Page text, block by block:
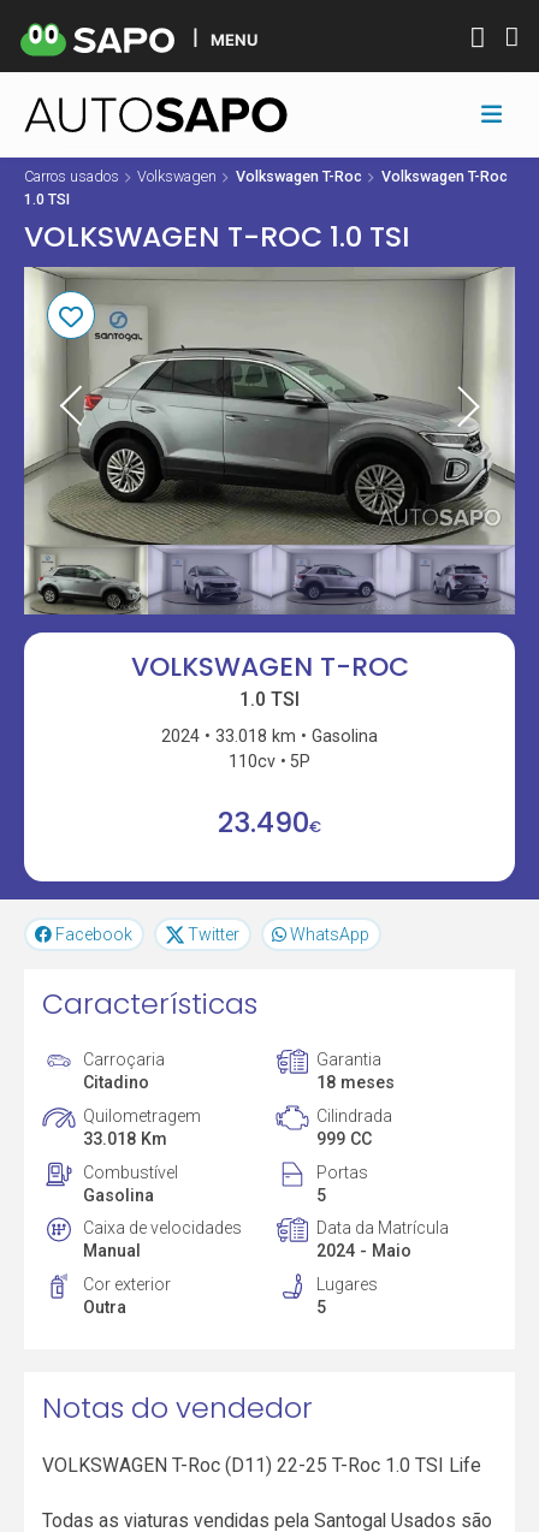
MENU
Carros usados Volkswagen Volkswagen T-Roc
Volkswagen T-Roc
1.0 TSI
VOLKSWAGEN T-ROC 1.0 TSI
VOLKSWAGEN T-ROC
1.0 TSI
2024 33.018 km
Gasolina
110cv
5P
23.490€
Facebook Twitter WhatsApp
Características
Carroçaria
Citadino
Garantia
18 meses
Quilometragem
33.018 Km
Cilindrada
999 CC
Combustível
Gasolina
Portas
5
Caixa de velocidades
Manual
Data da Matrícula
2024 - Maio
Cor exterior
Outra
Lugares
5
Notas do vendedor
VOLKSWAGEN T-Roc (D11) 22-25 T-Roc 1.0 TSI Life
Todas as viaturas vendidas pela Santogal Usados são